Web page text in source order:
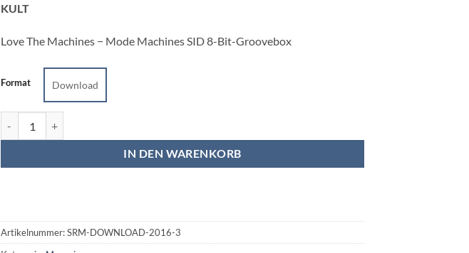
KULT
Love The Machines − Mode Machines SID 8-Bit-Groovebox
Format Download
IN DEN WARENKORB
Artikelnummer:SRM-DOWNLOAD-2016-3